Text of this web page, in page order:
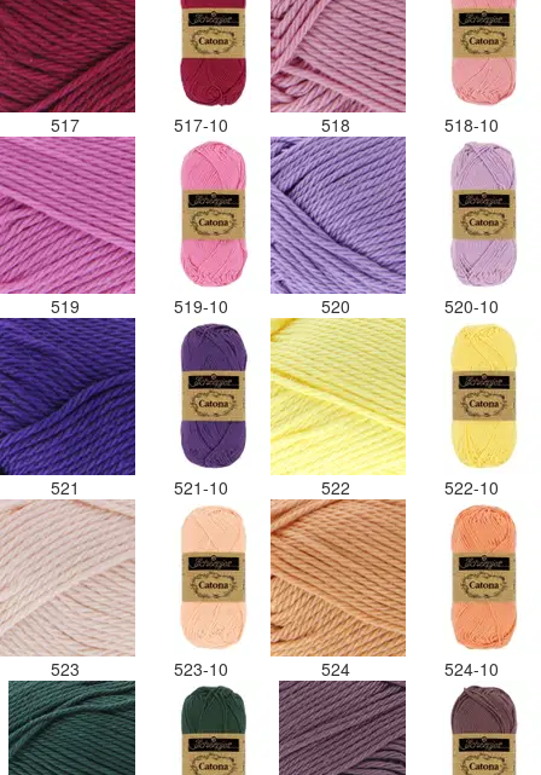
517 517-10 518 518-10
519 519-10 520 520-10
521 521-10 522 522-10
523 523-10 524 524-10